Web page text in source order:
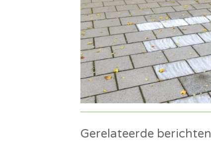
Gerelateerde berichten